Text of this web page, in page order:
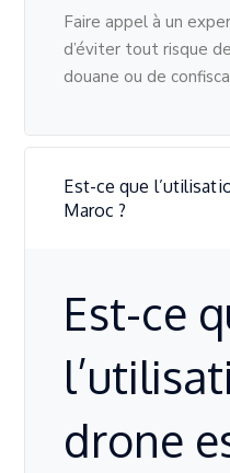
Faire appel à un
d’éviter tout risque
douane ou de
Est-ce que
Maroc ?
Est-ce
drone